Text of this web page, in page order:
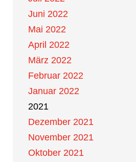
Juni 2022
Mai 2022
April 2022
März 2022
Februar 2022
Januar 2022
2021
Dezember 2021
November 2021
Oktober 2021